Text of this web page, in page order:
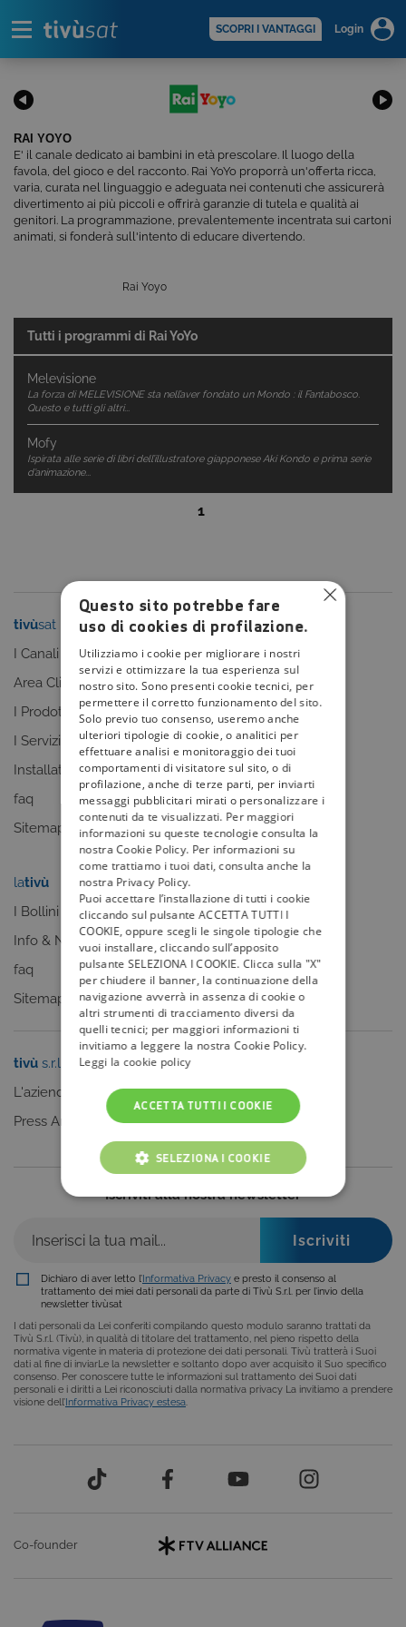
SCOPRI I VANTAGGI Login
RAI YOYO
E' il canale dedicato ai bambini in età prescolare. Il luogo della
favola, del gioco e del racconto. Rai YoYo proporrà un'offerta ricca,
varia, curata nel linguaggio e adeguata nei contenuti che assicurerà
divertimento ai più piccoli e offrirà garanzie di tutela e qualità ai
genitori. La programmazione, prevalentemente incentrata sui cartoni
animati, si fonderà sull'intento di educare divertendo.
Rai Yoyo
Tutti i programmi di Rai YoYo
Melevisione
La forza di MELEVISIONE sta nell’aver fondato un Mondo : il Fantabosco.
Questo e tutti gli altri...
Mofy
Ispirata alle serie di libri dell’illustratore giapponese Aki Kondo e prima serie
d’animazione...
1
tivùsat
I Canali
Area Clienti
I Prodotti
I Servizi
Installatori
faq
Sitemap
tivùla guida
I programmi
I canali
La Guida +
faq
Sitemap
lativù
I Bollini
Info & News
faq
Sitemap
tivù s.r.l.
L'azienda
Press Area
Clicca qui
Iscriviti alla nostra newsletter
Dichiaro di aver letto l’Informativa Privacy e presto il consenso al
trattamento dei miei dati personali da parte di Tivù S.r.l. per l’invio della
newsletter tivùsat
I dati personali da Lei conferiti compilando questo modulo saranno trattati da
Tivù S.r.l. (Tivù), in qualità di titolare del trattamento, nel pieno rispetto della
normativa vigente in materia di protezione dei dati personali. Tivù tratterà i Suoi
dati al fine di inviarLe la newsletter e soltanto dopo aver acquisito il Suo specifico
consenso. Per conoscere tutte le informazioni sul trattamento dei Suoi dati
personali e i diritti a Lei riconosciuti dalla normativa privacy La invitiamo a prendere
visione dell’Informativa Privacy estesa
Co-founder
Questo sito potrebbe fare
uso di cookies di profilazione.
Utilizziamo i cookie per migliorare i nostri
servizi e ottimizzare la tua esperienza sul
nostro sito. Sono presenti cookie tecnici, per
permettere il corretto funzionamento del sito.
Solo previo tuo consenso, useremo anche
ulteriori tipologie di cookie, o analitici per
effettuare analisi e monitoraggio dei tuoi
comportamenti di visitatore sul sito, o di
profilazione, anche di terze parti, per inviarti
messaggi pubblicitari mirati o personalizzare i
contenuti da te visualizzati. Per maggiori
informazioni su queste tecnologie consulta la
nostra Cookie Policy. Per informazioni su
come trattiamo i tuoi dati, consulta anche la
nostra Privacy Policy.
Puoi accettare l’installazione di tutti i cookie
cliccando sul pulsante ACCETTA TUTTI I
COOKIE, oppure scegli le singole tipologie che
vuoi installare, cliccando sull’apposito
pulsante SELEZIONA I COOKIE. Clicca sulla "X"
per chiudere il banner, la continuazione della
navigazione avverrà in assenza di cookie o
altri strumenti di tracciamento diversi da
quelli tecnici; per maggiori informazioni ti
invitiamo a leggere la nostra Cookie Policy.
Leggi la cookie policy
ACCETTA TUTTI I COOKIE
SELEZIONA I COOKIE
COOKIE TECNICI
COOKIE ANALITICI
COOKIE DI PROFILAZIONE
FUNZIONALITÀ
Cookie tecnici
Cookie analitici
funzionamento del nostro sito e non possono
essere disattivati. Vengono impostati solo in
visualizzazione del sito e dei suoi contenuti.
Inoltre, ti permetteranno di navigare sul sito